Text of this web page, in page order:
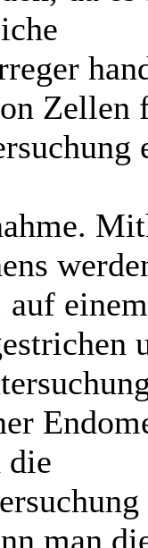
Zellen
auf einem
die
man